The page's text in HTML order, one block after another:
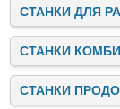
СТАНКИ ДЛЯ
СТАНКИ
СТАНКИ